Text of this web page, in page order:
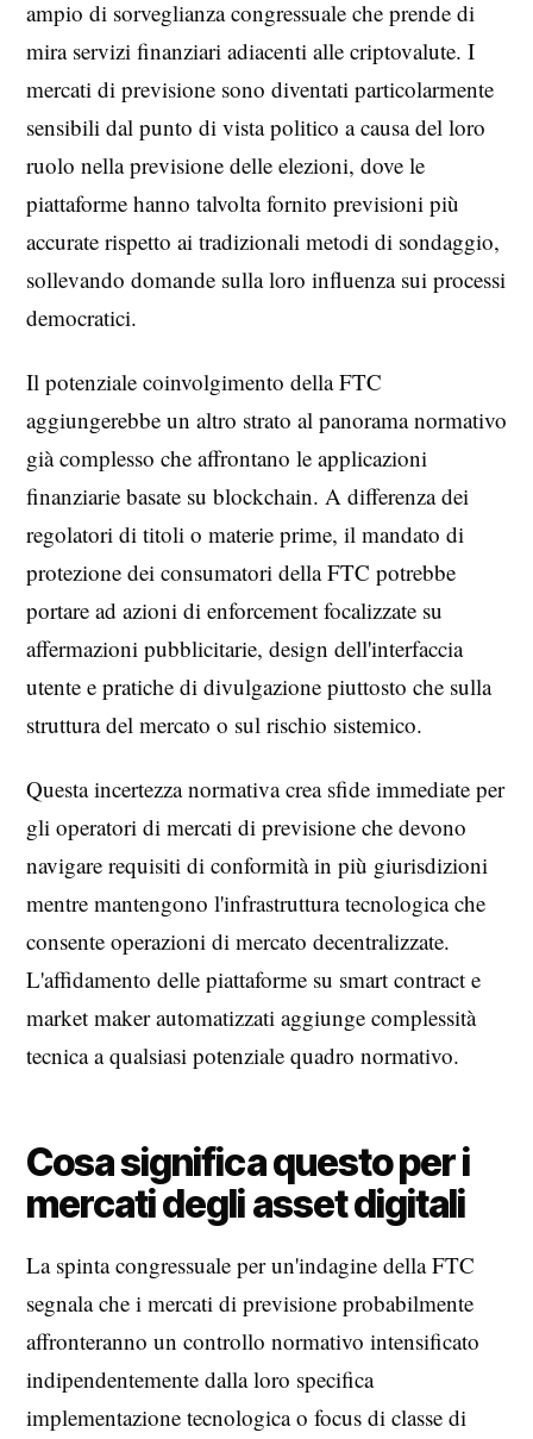
ampio di sorveglianza congressuale che prende di
mira servizi finanziari adiacenti alle criptovalute. I
mercati di previsione sono diventati particolarmente
sensibili dal punto di vista politico a causa del loro
ruolo nella previsione delle elezioni, dove le
piattaforme hanno talvolta fornito previsioni più
accurate rispetto ai tradizionali metodi di sondaggio,
sollevando domande sulla loro influenza sui processi
democratici.
Il potenziale coinvolgimento della FTC
aggiungerebbe un altro strato al panorama normativo
già complesso che affrontano le applicazioni
finanziarie basate su blockchain. A differenza dei
regolatori di titoli o materie prime, il mandato di
protezione dei consumatori della FTC potrebbe
portare ad azioni di enforcement focalizzate su
affermazioni pubblicitarie, design dell'interfaccia
utente e pratiche di divulgazione piuttosto che sulla
struttura del mercato o sul rischio sistemico.
Questa incertezza normativa crea sfide immediate per
gli operatori di mercati di previsione che devono
navigare requisiti di conformità in più giurisdizioni
mentre mantengono l'infrastruttura tecnologica che
consente operazioni di mercato decentralizzate.
L'affidamento delle piattaforme su smart contract e
market maker automatizzati aggiunge complessità
tecnica a qualsiasi potenziale quadro normativo.
Cosa significa questo per i
mercati degli asset digitali
La spinta congressuale per un'indagine della FTC
segnala che i mercati di previsione probabilmente
affronteranno un controllo normativo intensificato
indipendentemente dalla loro specifica
implementazione tecnologica o focus di classe di